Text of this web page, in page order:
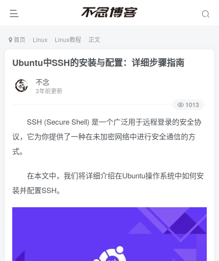
首页 Linux Linux教程 正文
Ubuntu中SSH的安装与配置：详细步骤指南
不念
3年前更新
1013
SSH (Secure Shell) 是一个广泛用于远程登录的安全协
议，它为你提供了一种在未加密网络中进行安全通信的方
式。
在本文中，我们将详细介绍在Ubuntu操作系统中如何安
装并配置SSH。